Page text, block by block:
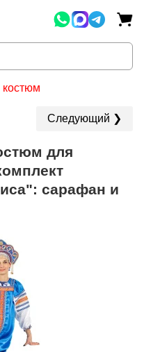
костюм
Следующий ❯
для
сарафан и